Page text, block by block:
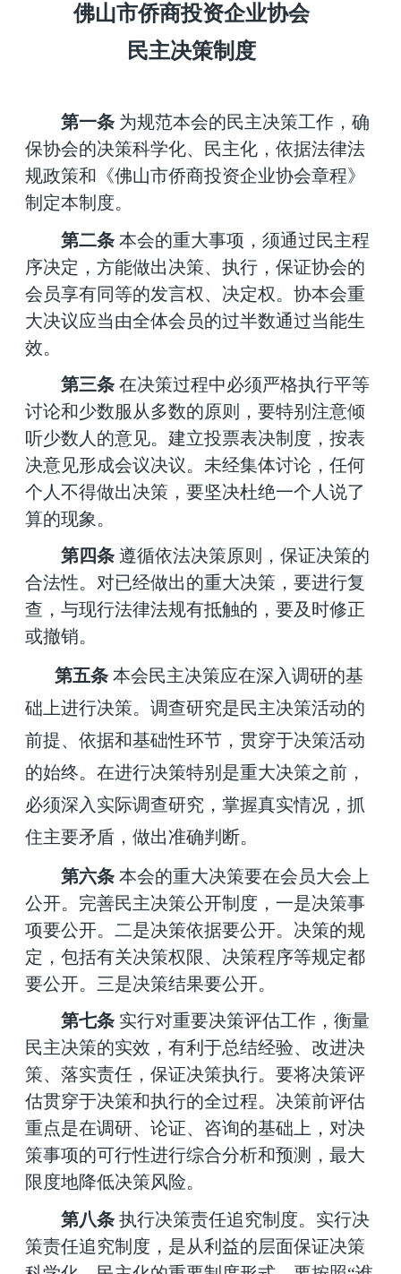
佛山市侨商投资企业协会
民主决策制度
第一条 为规范本会的民主决策工作，确
保协会的决策科学化、民主化，依据法律法
规政策和《佛山市侨商投资企业协会章程》
制定本制度。
第二条 本会的重大事项，须通过民主程
序决定，方能做出决策、执行，保证协会的
会员享有同等的发言权、决定权。协本会重
大决议应当由全体会员的过半数通过当能生
效。
第三条 在决策过程中必须严格执行平等
讨论和少数服从多数的原则，要特别注意倾
听少数人的意见。建立投票表决制度，按表
决意见形成会议决议。未经集体讨论，任何
个人不得做出决策，要坚决杜绝一个人说了
算的现象。
第四条 遵循依法决策原则，保证决策的
合法性。对已经做出的重大决策，要进行复
查，与现行法律法规有抵触的，要及时修正
或撤销。
第五条 本会民主决策应在深入调研的基
础上进行决策。调查研究是民主决策活动的
前提、依据和基础性环节，贯穿于决策活动
的始终。在进行决策特别是重大决策之前，
必须深入实际调查研究，掌握真实情况，抓
住主要矛盾，做出准确判断。
第六条 本会的重大决策要在会员大会上
公开。完善民主决策公开制度，一是决策事
项要公开。二是决策依据要公开。决策的规
定，包括有关决策权限、决策程序等规定都
要公开。三是决策结果要公开。
第七条 实行对重要决策评估工作，衡量
民主决策的实效，有利于总结经验、改进决
策、落实责任，保证决策执行。要将决策评
估贯穿于决策和执行的全过程。决策前评估
重点是在调研、论证、咨询的基础上，对决
策事项的可行性进行综合分析和预测，最大
限度地降低决策风险。
第八条 执行决策责任追究制度。实行决
策责任追究制度，是从利益的层面保证决策